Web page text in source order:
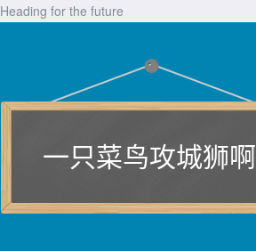
Heading for the future
一只菜鸟攻城狮啊